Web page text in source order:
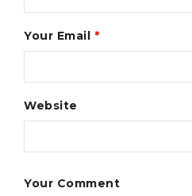
Your Email *
Website
Your Comment